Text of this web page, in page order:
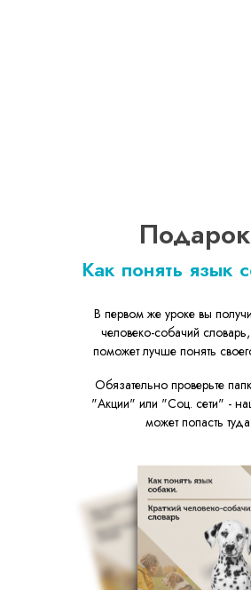
Как понять язык
В первом же уроке вы
человеко-собачий
поможет лучше понять
Обязательно проверьте
"Акции" или "Соц. сети" -
может попасть туда.